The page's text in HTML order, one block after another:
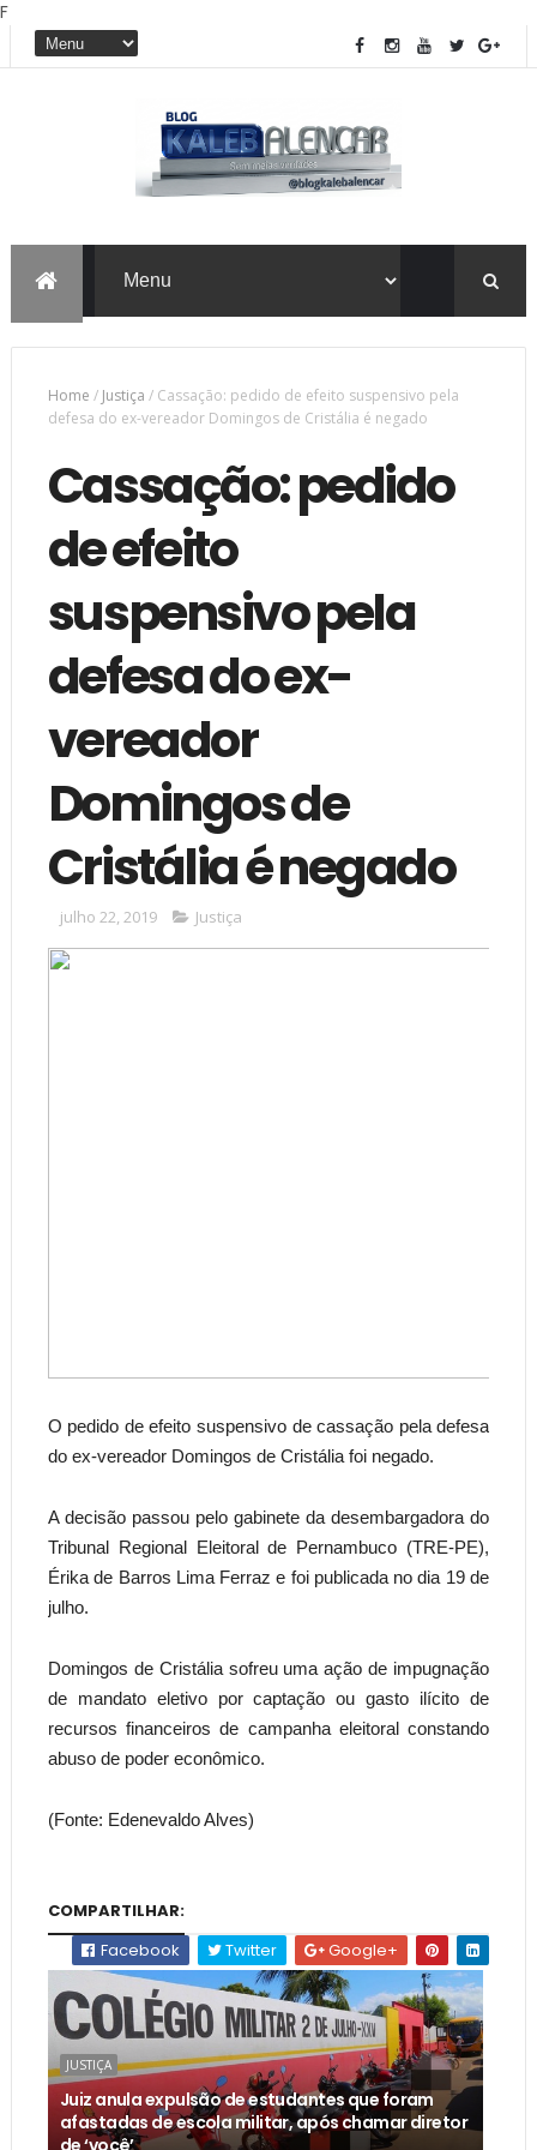
F
Home / Justiça / Cassação: pedido de efeito suspensivo pela
defesa do ex-vereador Domingos de Cristália é negado
Cassação: pedido
de efeito
suspensivo pela
defesa do ex-
vereador
Domingos de
Cristália é negado
julho 22, 2019 Justiça
O pedido de efeito suspensivo de cassação pela defesa
do ex-vereador Domingos de Cristália foi negado.
A decisão passou pelo gabinete da desembargadora do
Tribunal Regional Eleitoral de Pernambuco (TRE-PE),
Érika de Barros Lima Ferraz e foi publicada no dia 19 de
julho.
Domingos de Cristália sofreu uma ação de impugnação
de mandato eletivo por captação ou gasto ilícito de
recursos financeiros de campanha eleitoral constando
abuso de poder econômico.
(Fonte: Edenevaldo Alves)
COMPARTILHAR:
Facebook
Twitter Google+
JUSTIÇA
Juiz anula expulsão de estudantes que foram
afastadas de escola militar, após chamar diretor